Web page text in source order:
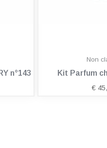
n°143
Non
Kit Parfum
€